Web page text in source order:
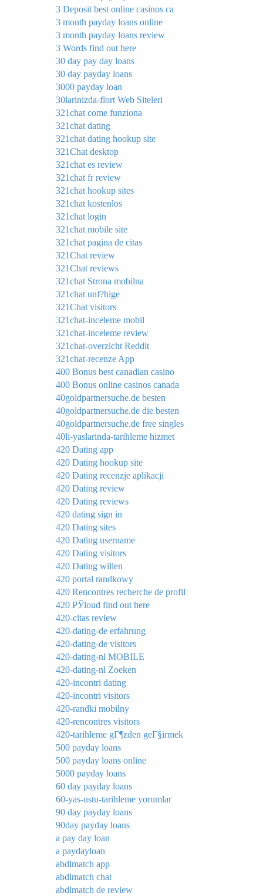
3 Deposit best online casinos ca
3 month payday loans online
3 month payday loans review
3 Words find out here
30 day pay day loans
30 day payday loans
3000 payday loan
30larinizda-flort Web Siteleri
321chat come funziona
321chat dating
321chat dating hookup site
321Chat desktop
321chat es review
321chat fr review
321chat hookup sites
321chat kostenlos
321chat login
321chat mobile site
321chat pagina de citas
321Chat review
321Chat reviews
321chat Strona mobilna
321chat unf?hige
321Chat visitors
321chat-inceleme mobil
321chat-inceleme review
321chat-overzicht Reddit
321chat-recenze App
400 Bonus best canadian casino
400 Bonus online casinos canada
40goldpartnersuche.de besten
40goldpartnersuche.de die besten
40goldpartnersuche.de free singles
40li-yaslarinda-tarihleme hizmet
420 Dating app
420 Dating hookup site
420 Dating recenzje aplikacji
420 Dating review
420 Dating reviews
420 dating sign in
420 Dating sites
420 Dating username
420 Dating visitors
420 Dating willen
420 portal randkowy
420 Rencontres recherche de profil
420 РЎloud find out here
420-citas review
420-dating-de erfahrung
420-dating-de visitors
420-dating-nl MOBILE
420-dating-nl Zoeken
420-incontri dating
420-incontri visitors
420-randki mobilny
420-rencontres visitors
420-tarihleme gГ¶zden geГ§irmek
500 payday loans
500 payday loans online
5000 payday loans
60 day payday loans
60-yas-ustu-tarihleme yorumlar
90 day payday loans
90day payday loans
a pay day loan
a paydayloan
abdlmatch app
abdlmatch chat
abdlmatch de review